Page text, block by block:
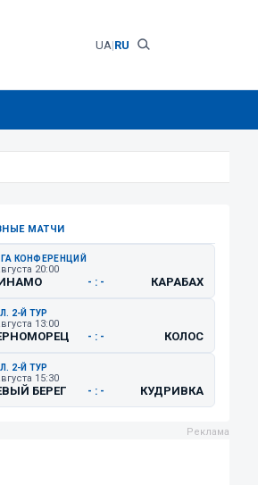
UA|RU
МАТЧИ
КОНФЕРЕНЦИЙ
20:00
- : - КАРАБАХ
2-Й ТУР
13:00
- : - КОЛОС
2-Й ТУР
15:30
БЕРЕГ - : - КУДРИВКА